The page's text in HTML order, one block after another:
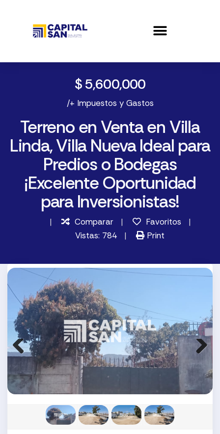
$ 5,600,000
/+ Impuestos y Gastos
Terreno en Venta en Villa
Linda, Villa Nueva Ideal para
Predios o Bodegas
¡Excelente Oportunidad
para Inversionistas!
Comparar
Favoritos
Vistas: 784
Print